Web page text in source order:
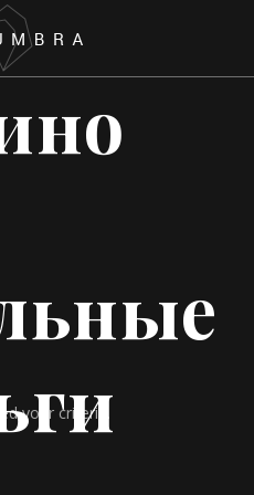
your criteria.